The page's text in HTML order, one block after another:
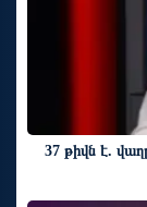
37 թիվն է.